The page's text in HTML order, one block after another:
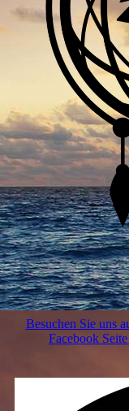
Besuchen Sie uns
Facebook